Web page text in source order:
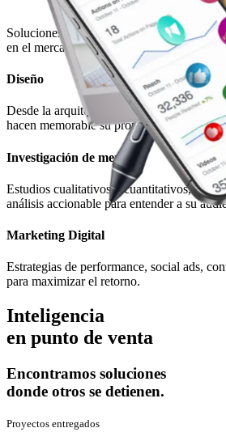
Soluciones pensadas para cada etapa:
en el mercado.
Diseño
Desde la arquitectura de marca, identidad
hacen memorable su propuesta.
Investigación de mercado
Estudios cualitativos y cuantitativos,
análisis accionable para entender a su
Marketing Digital
Estrategias de performance, social ads,
para maximizar el retorno.
Inteligencia
en punto de venta
Encontramos soluciones
donde otros se detienen.
Proyectos entregados